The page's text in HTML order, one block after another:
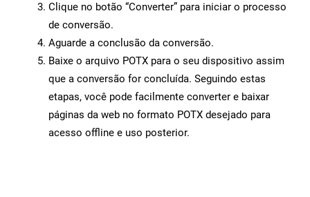
Clique no botão “Converter” para iniciar o processo
de conversão.
Aguarde a conclusão da conversão.
Baixe o arquivo POTX para o seu dispositivo assim
que a conversão for concluída. Seguindo estas
etapas, você pode facilmente converter e baixar
páginas da web no formato POTX desejado para
acesso offline e uso posterior.